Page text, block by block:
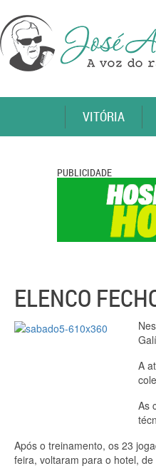
VITÓRIA
PUBLICIDADE
ELENCO
A
As
Após o treinamento, os 23
feira, voltaram para o hotel,